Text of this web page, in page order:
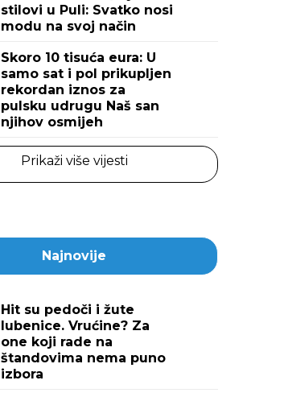
stilovi u Puli: Svatko nosi
modu na svoj način
Skoro 10 tisuća eura: U
samo sat i pol prikupljen
rekordan iznos za
pulsku udrugu Naš san
njihov osmijeh
Prikaži više vijesti
Najnovije
Hit su pedoči i žute
lubenice. Vrućine? Za
one koji rade na
štandovima nema puno
izbora